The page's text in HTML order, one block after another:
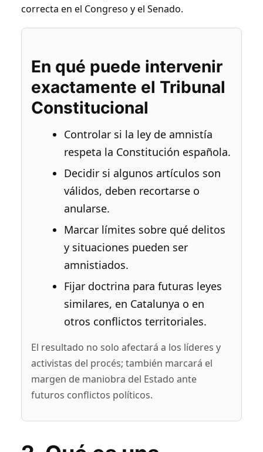
correcta en el Congreso y el Senado.
En qué puede intervenir
exactamente el Tribunal
Constitucional
Controlar si la ley de amnistía
respeta la Constitución española.
Decidir si algunos artículos son
válidos, deben recortarse o
anularse.
Marcar límites sobre qué delitos
y situaciones pueden ser
amnistiados.
Fijar doctrina para futuras leyes
similares, en Catalunya o en
otros conflictos territoriales.
El resultado no solo afectará a los líderes y
activistas del procés; también marcará el
margen de maniobra del Estado ante
futuros conflictos políticos.